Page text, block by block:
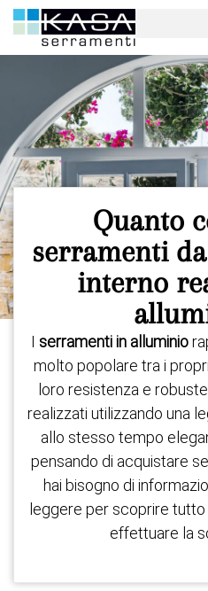
Quanto
serramenti
interno
I serramenti in alluminio
molto popolare tra i
loro resistenza e
realizzati utilizzando una
allo stesso tempo
pensando di acquistare
hai bisogno di
leggere per scoprire
effettuare la